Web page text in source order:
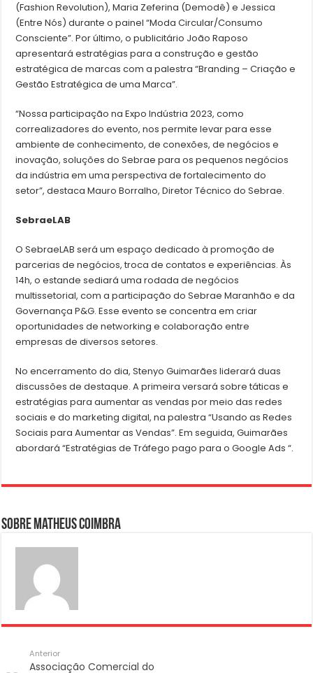
(Fashion Revolution), Maria Zeferina (Demodê) e Jessica
(Entre Nós) durante o painel “Moda Circular/Consumo
Consciente”. Por último, o publicitário João Raposo
apresentará estratégias para a construção e gestão
estratégica de marcas com a palestra “Branding – Criação e
Gestão Estratégica de uma Marca”.
“Nossa participação na Expo Indústria 2023, como
correalizadores do evento, nos permite levar para esse
ambiente de conhecimento, de conexões, de negócios e
inovação, soluções do Sebrae para os pequenos negócios
da indústria em uma perspectiva de fortalecimento do
setor”, destaca Mauro Borralho, Diretor Técnico do Sebrae.
SebraeLAB
O SebraeLAB será um espaço dedicado à promoção de
parcerias de negócios, troca de contatos e experiências. Às
14h, o estande sediará uma rodada de negócios
multissetorial, com a participação do Sebrae Maranhão e da
Governança P&G. Esse evento se concentra em criar
oportunidades de networking e colaboração entre
empresas de diversos setores.
No encerramento do dia, Stenyo Guimarães liderará duas
discussões de destaque. A primeira versará sobre táticas e
estratégias para aumentar as vendas por meio das redes
sociais e do marketing digital, na palestra “Usando as Redes
Sociais para Aumentar as Vendas”. Em seguida, Guimarães
abordará “Estratégias de Tráfego pago para o Google Ads “.
Sobre Matheus Coimbra
Anterior
Associação Comercial do